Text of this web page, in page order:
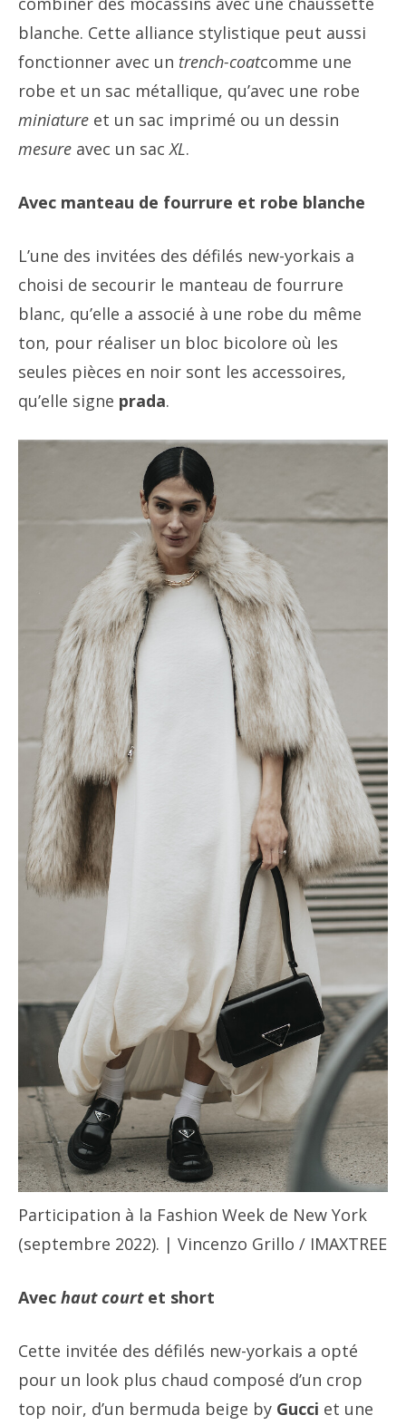
blanche. Cette alliance stylistique peut aussi
fonctionner avec un trench-coatcomme une
robe et un sac métallique, qu’avec une robe
miniature et un sac imprimé ou un dessin
mesure avec un sac XL.
Avec manteau de fourrure et robe blanche
L’une des invitées des défilés new-yorkais a
choisi de secourir le manteau de fourrure
blanc, qu’elle a associé à une robe du même
ton, pour réaliser un bloc bicolore où les
seules pièces en noir sont les accessoires,
qu’elle signe prada.
Participation à la Fashion Week de New York
(septembre 2022). | Vincenzo Grillo / IMAXTREE
Avec haut courtet short
Cette invitée des défilés new-yorkais a opté
pour un look plus chaud composé d’un crop
top noir, d’un bermuda beige by Gucci et une